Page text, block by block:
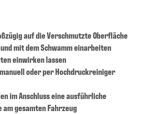
auf die Verschmutzte Oberfläche
mit dem Schwamm einarbeiten
einwirken lassen
oder per Hochdruckreiniger
im Anschluss eine ausführliche
am gesamten Fahrzeug